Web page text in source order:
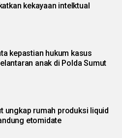
kekayaan intelktual
kepastian hukum kasus
anak di Polda Sumut
ungkap rumah produksi liquid
etomidate